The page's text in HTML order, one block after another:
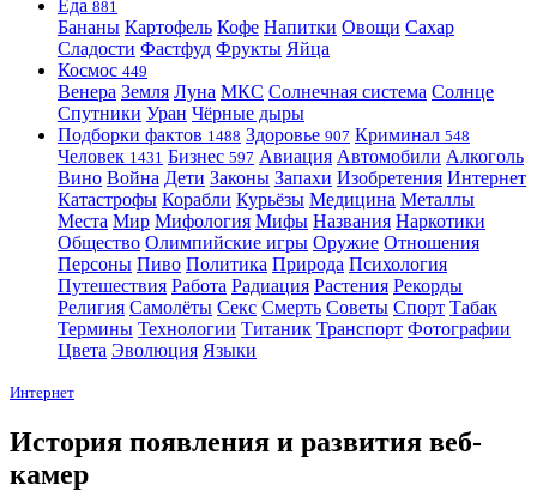
Еда 881
Бананы Картофель Кофе Напитки Овощи Сахар
Сладости Фастфуд Фрукты Яйца
Космос 449
Венера Земля Луна МКС Солнечная система Солнце
Спутники Уран Чёрные дыры
Подборки фактов 1488 Здоровье 907 Криминал 548
Человек 1431 Бизнес 597 Авиация Автомобили Алкоголь
Вино Война Дети Законы Запахи Изобретения Интернет
Катастрофы Корабли Курьёзы Медицина Металлы
Места Мир Мифология Мифы Названия Наркотики
Общество Олимпийские игры Оружие Отношения
Персоны Пиво Политика Природа Психология
Путешествия Работа Радиация Растения Рекорды
Религия Самолёты Секс Смерть Советы Спорт Табак
Термины Технологии Титаник Транспорт Фотографии
Цвета Эволюция Языки
Интернет
История появления и развития веб-
камер